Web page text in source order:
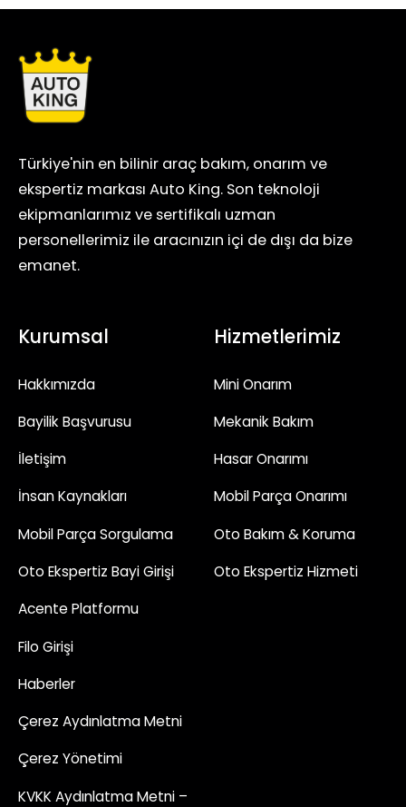
Türkiye'nin en bilinir araç bakım, onarım ve
ekspertiz markası Auto King. Son teknoloji
ekipmanlarımız ve sertifikalı uzman
personellerimiz ile aracınızın içi de dışı da bize
emanet.
Kurumsal
Hakkımızda
Bayilik Başvurusu
İletişim
İnsan Kaynakları
Mobil Parça Sorgulama
Oto Ekspertiz Bayi Girişi
Acente Platformu
Filo Girişi
Haberler
Çerez Aydınlatma Metni
Çerez Yönetimi
KVKK Aydınlatma Metni –
Hizmetlerimiz
Mini Onarım
Mekanik Bakım
Hasar Onarımı
Mobil Parça Onarımı
Oto Bakım & Koruma
Oto Ekspertiz Hizmeti